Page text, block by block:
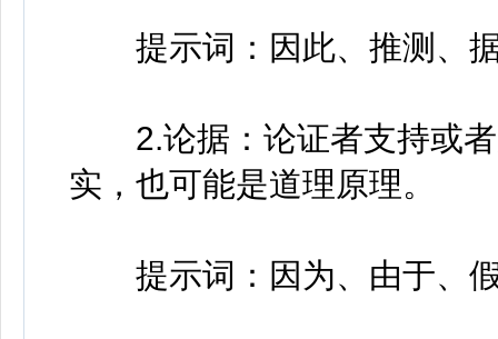
提示词：因此、推测、据
2.论据：论证者支持或者
实，也可能是道理原理。
提示词：因为、由于、假